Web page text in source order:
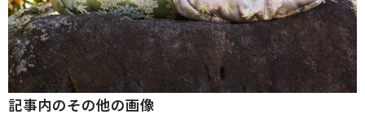
記事内のその他の画像